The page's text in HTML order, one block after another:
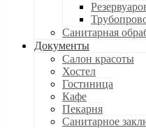
Санитарная
Документы
Салон красоты
Хостел
Гостиница
Кафе
Пекарня
Санитарное